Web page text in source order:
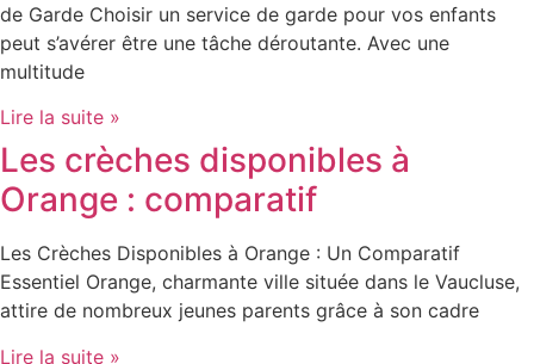
de Garde Choisir un service de garde pour vos enfants
peut s’avérer être une tâche déroutante. Avec une
multitude
Lire la suite »
Les crèches disponibles à
Orange : comparatif
Les Crèches Disponibles à Orange : Un Comparatif
Essentiel Orange, charmante ville située dans le Vaucluse,
attire de nombreux jeunes parents grâce à son cadre
Lire la suite »